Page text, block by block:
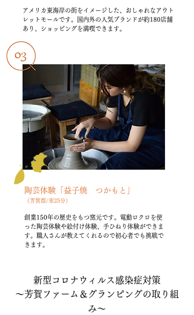
アメリカ東海岸の街をイメージした、おしゃれなアウト
レットモールです。国内外の人気ブランドが約180店舗
あり、ショッピングを満喫できます。
陶芸体験「益子焼 つかもと」
（芳賀郡/車25分）
創業150年の歴史をもつ窯元です。電動ロクロを使
った陶芸体験や絵付け体験、手ひねり体験ができま
す。職人さんが教えてくれるので初心者でも挑戦で
きます。
​新型コロナウィルス感染症対策
〜芳賀ファーム＆グランピングの取り組
み〜